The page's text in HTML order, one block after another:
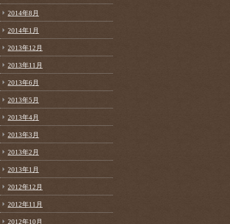
2014年8月
2014年1月
2013年12月
2013年11月
2013年6月
2013年5月
2013年4月
2013年3月
2013年2月
2013年1月
2012年12月
2012年11月
2012年10月